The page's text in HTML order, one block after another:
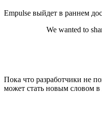
Empulse выйдет в раннем
We wanted to
Пока что разработчики не
может стать новым словом